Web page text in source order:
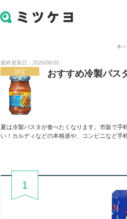
本
最終更新日：2026/06/30
決定
おすすめ冷製パス
夏は冷製パスタが食べたくなります。市販で
い！カルディなどの本格派や、コンビニなど手
1